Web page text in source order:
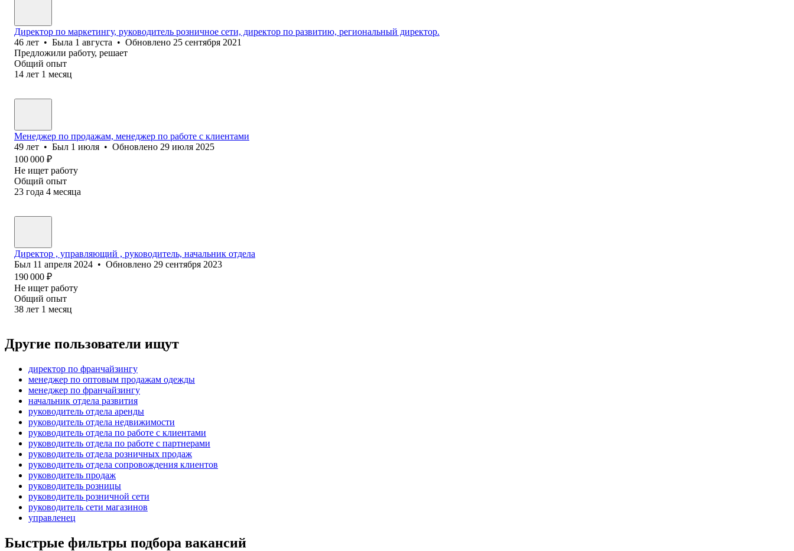
Директор по маркетингу, руководитель розничное сети, директор по развитию, региональный директор.
46 лет • Была 1 августа • Обновлено 25 сентября 2021
Предложили работу, решает
Общий опыт
14 лет 1 месяц
Менеджер по продажам, менеджер по работе с клиентами
49 лет • Был 1 июля • Обновлено 29 июля 2025
100 000 ₽
Не ищет работу
Общий опыт
23 года 4 месяца
Директор , управляющий , руководитель, начальник отдела
Был 11 апреля 2024 • Обновлено 29 сентября 2023
190 000 ₽
Не ищет работу
Общий опыт
38 лет 1 месяц
Другие пользователи ищут
директор по франчайзингу
менеджер по оптовым продажам одежды
менеджер по франчайзингу
начальник отдела развития
руководитель отдела аренды
руководитель отдела недвижимости
руководитель отдела по работе с клиентами
руководитель отдела по работе с партнерами
руководитель отдела розничных продаж
руководитель отдела сопровождения клиентов
руководитель продаж
руководитель розницы
руководитель розничной сети
руководитель сети магазинов
управленец
Быстрые фильтры подбора вакансий